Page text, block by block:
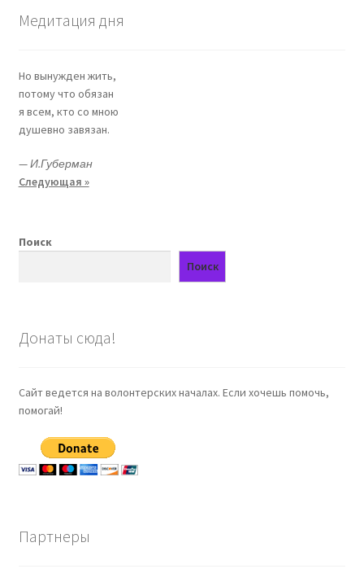
Медитация дня
Но вынужден жить,
потому что обязан
я всем, кто со мною
душевно завязан.
—И.Губерман
Следующая »
Поиск
Поиск
Донаты сюда!
Сайт ведется на волонтерских началах. Если хочешь помочь,
помогай!
Партнеры